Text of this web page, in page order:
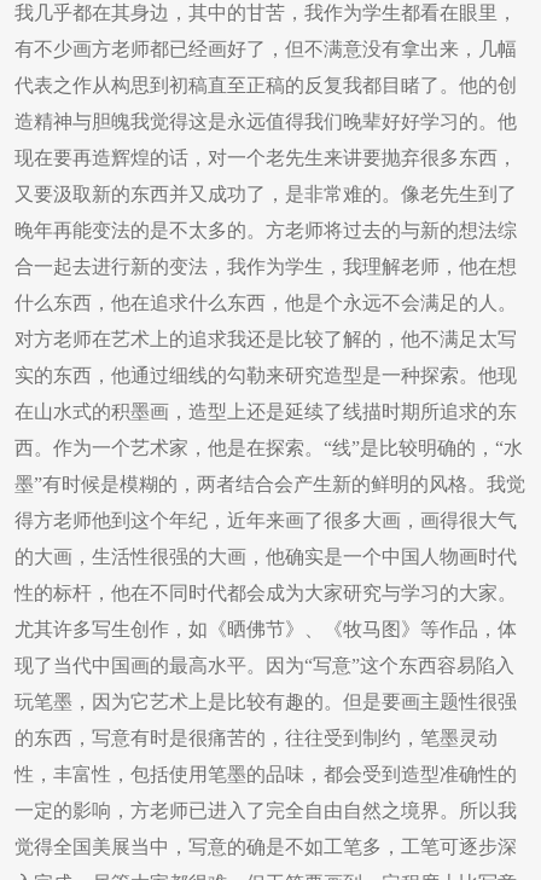
我几乎都在其身边，其中的甘苦，我作为学生都看在眼里，
有不少画方老师都已经画好了，但不满意没有拿出来，几幅
代表之作从构思到初稿直至正稿的反复我都目睹了。他的创
造精神与胆魄我觉得这是永远值得我们晚辈好好学习的。他
现在要再造辉煌的话，对一个老先生来讲要抛弃很多东西，
又要汲取新的东西并又成功了，是非常难的。像老先生到了
晚年再能变法的是不太多的。方老师将过去的与新的想法综
合一起去进行新的变法，我作为学生，我理解老师，他在想
什么东西，他在追求什么东西，他是个永远不会满足的人。
对方老师在艺术上的追求我还是比较了解的，他不满足太写
实的东西，他通过细线的勾勒来研究造型是一种探索。他现
在山水式的积墨画，造型上还是延续了线描时期所追求的东
西。作为一个艺术家，他是在探索。“线”是比较明确的，“水
墨”有时候是模糊的，两者结合会产生新的鲜明的风格。我觉
得方老师他到这个年纪，近年来画了很多大画，画得很大气
的大画，生活性很强的大画，他确实是一个中国人物画时代
性的标杆，他在不同时代都会成为大家研究与学习的大家。
尤其许多写生创作，如《晒佛节》、《牧马图》等作品，体
现了当代中国画的最高水平。因为“写意”这个东西容易陷入
玩笔墨，因为它艺术上是比较有趣的。但是要画主题性很强
的东西，写意有时是很痛苦的，往往受到制约，笔墨灵动
性，丰富性，包括使用笔墨的品味，都会受到造型准确性的
一定的影响，方老师已进入了完全自由自然之境界。所以我
觉得全国美展当中，写意的确是不如工笔多，工笔可逐步深